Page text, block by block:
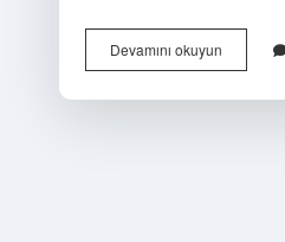
Devamını okuyunBihter
Isim